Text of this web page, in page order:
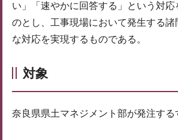
い」「速やかに回答する」という対応
のとし、工事現場において発生する諸
な対応を実現するものである。
対象
奈良県県土マネジメント部が発注する